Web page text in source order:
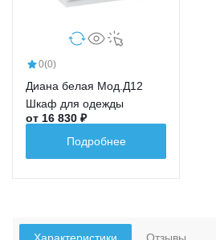
0(0)
Диана белая Мод.Д12
Шкаф для одежды
от 16 830 ₽
Подробнее